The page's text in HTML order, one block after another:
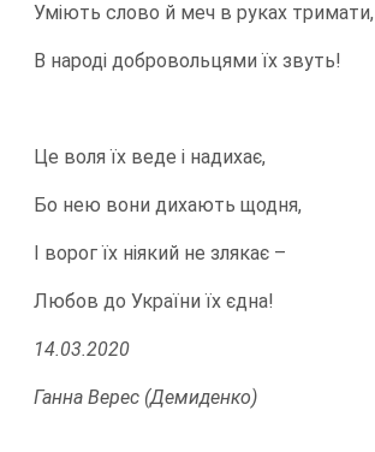
Уміють слово й меч в руках тримати,
В народі добровольцями їх звуть!
Це воля їх веде і надихає,
Бо нею вони дихають щодня,
І ворог їх ніякий не злякає –
Любов до України їх єдна!
14.03.2020
Ганна Верес (Демиденко)